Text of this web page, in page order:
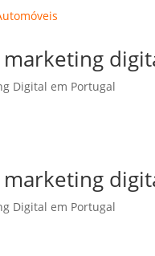
marketing
Digital em Portugal
marketing
Digital em Portugal